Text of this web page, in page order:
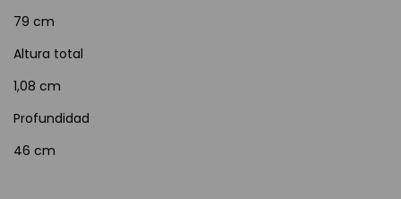
79 cm
Altura total
1,08 cm
Profundidad
46 cm